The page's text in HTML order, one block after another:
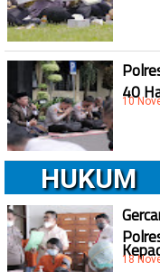
40
10
HUKUM
18